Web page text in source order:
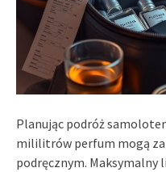
Planując podróż
mililitrów perfum mogą
podręcznym. Maksymalny